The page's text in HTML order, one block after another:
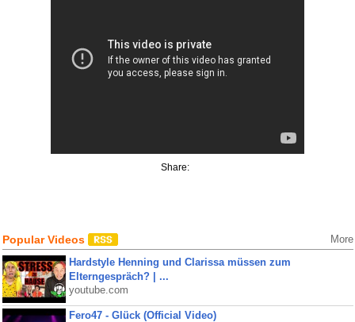
Share:
Popular Videos More
Hardstyle Henning und Clarissa müssen zum
Elterngespräch? | ...
youtube.com
Fero47 - Glück (Official Video)